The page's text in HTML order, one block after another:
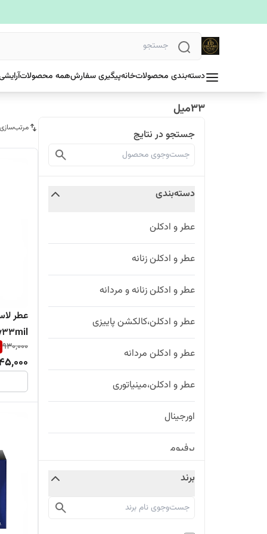
دسته‌بندی محصولاتخانهپیگیری سفارشهمه محصولات
۳۳میل
جستجو در نتایج
دسته‌بندی
عطر و ادکلن
عطر و ادکلن زنانه
عطر و ادکلن زنانه و مردانه
عطر و ادکلن،کالکشن پاییزی
عطر و ادکلن مردانه
عطر و ادکلن،مینیاتوری
اورجینال
پرفیوم
خنک و یونیسکس
عطر زنانه مردانه
برند
930,000